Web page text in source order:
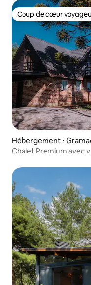
Coup de cœur
Coup de cœur
Hébergement ⋅
Chalet Premium avec